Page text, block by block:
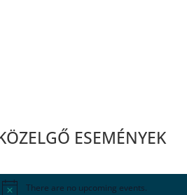
ESEMÉNYEK
There are no upcoming events.